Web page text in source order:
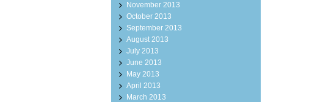
November 2013
October 2013
September 2013
August 2013
July 2013
June 2013
May 2013
April 2013
March 2013